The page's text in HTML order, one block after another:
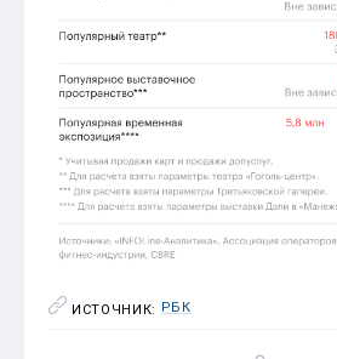
ИСТОЧНИК: РБК